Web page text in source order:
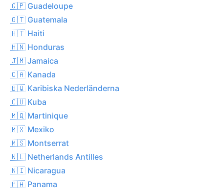
🇬🇵 Guadeloupe
🇬🇹 Guatemala
🇭🇹 Haiti
🇭🇳 Honduras
🇯🇲 Jamaica
🇨🇦 Kanada
🇧🇶 Karibiska Nederländerna
🇨🇺 Kuba
🇲🇶 Martinique
🇲🇽 Mexiko
🇲🇸 Montserrat
🇳🇱 Netherlands Antilles
🇳🇮 Nicaragua
🇵🇦 Panama